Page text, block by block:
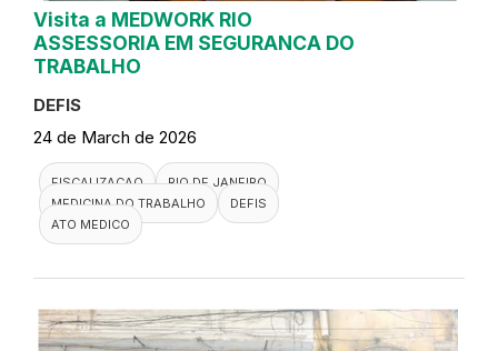
Visita a MEDWORK RIO
ASSESSORIA EM SEGURANCA DO
TRABALHO
DEFIS
24 de March de 2026
FISCALIZACAO
RIO DE JANEIRO
MEDICINA DO TRABALHO
DEFIS
ATO MEDICO